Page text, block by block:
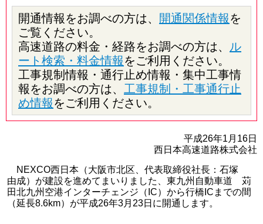
開通情報をお調べの方は、 開通関係情報を
ご覧ください。
高速道路の料金・経路をお調べの方は、 ル
ート検索・料金情報をご利用ください。
工事規制情報・通行止め情報・集中工事情
報をお調べの方は、 工事規制・工事通行止
め情報をご利用ください。
平成26年1月16日
西日本高速道路株式会社
NEXCO西日本（大阪市北区、代表取締役社長：石塚
由成）が建設を進めてまいりました、東九州自動車道 苅
田北九州空港インターチェンジ（IC）から行橋ICまでの間
（延長8.6km）が平成26年3月23日に開通します。